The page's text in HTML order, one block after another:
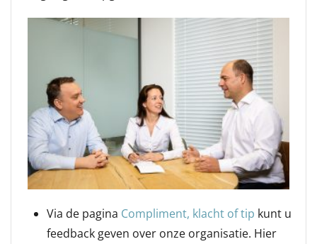
Via de pagina Compliment, klacht of tip kunt u
feedback geven over onze organisatie. Hier